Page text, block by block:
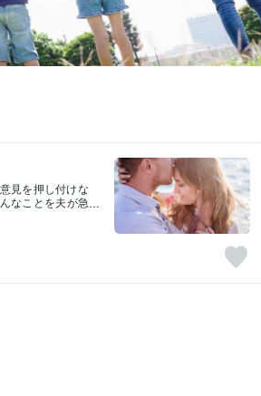
見を押し付けな
なことを夫が急
た子育ての考え
ていませんし、
り、優しいパパ
もないですし、
りにしようとし
リピリしていな